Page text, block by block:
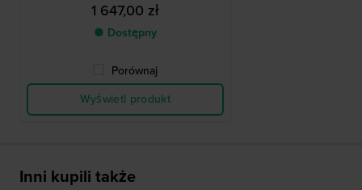
1 647,00 zł
● Dostępny
Porównaj
Wyświetl produkt
Inni kupili także